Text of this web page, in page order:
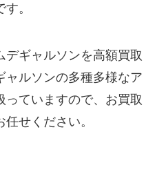
。
デギャルソンを高額買取
ャルソンの多種多様なア
っていますので、お買取
せください。